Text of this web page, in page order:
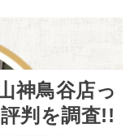
神鳥谷店っ
判を調査!!